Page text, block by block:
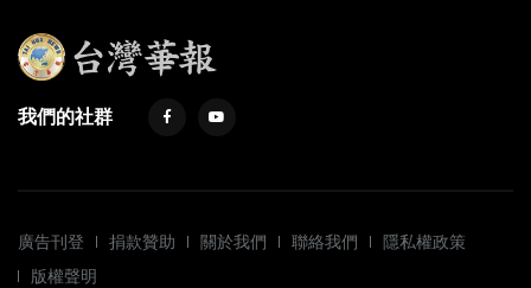
我們的社群
廣告刊登 捐款贊助 關於我們 聯絡我們
隱私權政策
版權聲明